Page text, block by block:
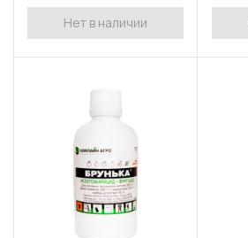
Нет в наличии